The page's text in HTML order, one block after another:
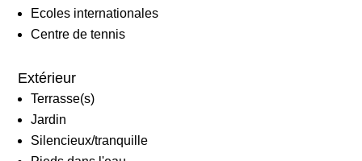
Ecoles internationales
Centre de tennis
Extérieur
Terrasse(s)
Jardin
Silencieux/tranquille